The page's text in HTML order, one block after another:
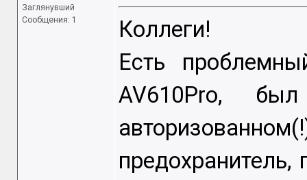
Заглянувший
Сообщения: 1
Коллеги!
Есть
AV610Pro,